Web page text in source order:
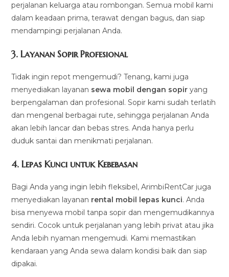
perjalanan keluarga atau rombongan. Semua mobil kami
dalam keadaan prima, terawat dengan bagus, dan siap
mendampingi perjalanan Anda.
3.Layanan Sopir Profesional
Tidak ingin repot mengemudi? Tenang, kami juga
menyediakan layanan sewa mobil dengan sopir yang
berpengalaman dan profesional. Sopir kami sudah terlatih
dan mengenal berbagai rute, sehingga perjalanan Anda
akan lebih lancar dan bebas stres. Anda hanya perlu
duduk santai dan menikmati perjalanan.
4.Lepas Kunci untuk Kebebasan
Bagi Anda yang ingin lebih fleksibel, ArimbiRentCar juga
menyediakan layanan rental mobil lepas kunci. Anda
bisa menyewa mobil tanpa sopir dan mengemudikannya
sendiri. Cocok untuk perjalanan yang lebih privat atau jika
Anda lebih nyaman mengemudi. Kami memastikan
kendaraan yang Anda sewa dalam kondisi baik dan siap
dipakai.